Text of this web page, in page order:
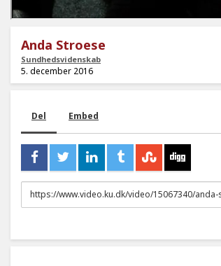
Anda Stroese
Sundhedsvidenskab
5. december 2016
Del Embed
URL
to